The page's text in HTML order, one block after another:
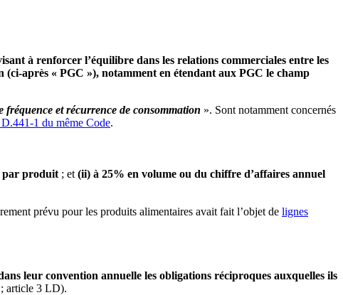
à renforcer l’équilibre dans les relations commerciales entre les
après « PGC »), notamment en étendant aux PGC le champ
et récurrence de consommation ». Sont notamment concernés
1 du même Code.
par produit; et(ii) à 25% en volume ou du chiffre d’affaires annuel
prévu pour les produits alimentaires avait fait l’objet de lignes
leur convention annuelle les obligations réciproques auxquelles ils
; article 3 LD).